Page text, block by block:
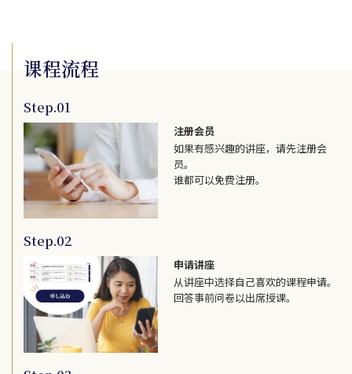
课程流程
Step.01
注册会员
如果有感兴趣的讲座，请先注册会
员。
谁都可以免费注册。
Step.02
申请讲座
从讲座中选择自己喜欢的课程申请。
回答事前问卷以出席授课。